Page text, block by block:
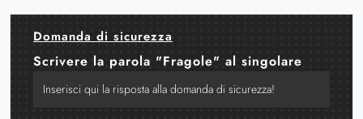
Domanda di sicurezza
Scrivere la parola "Fragole" al singolare